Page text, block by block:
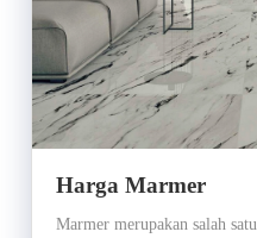
Harga Marmer
Marmer merupakan salah